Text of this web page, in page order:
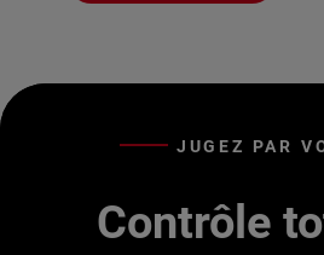
JUGEZ PAR
Contrôle